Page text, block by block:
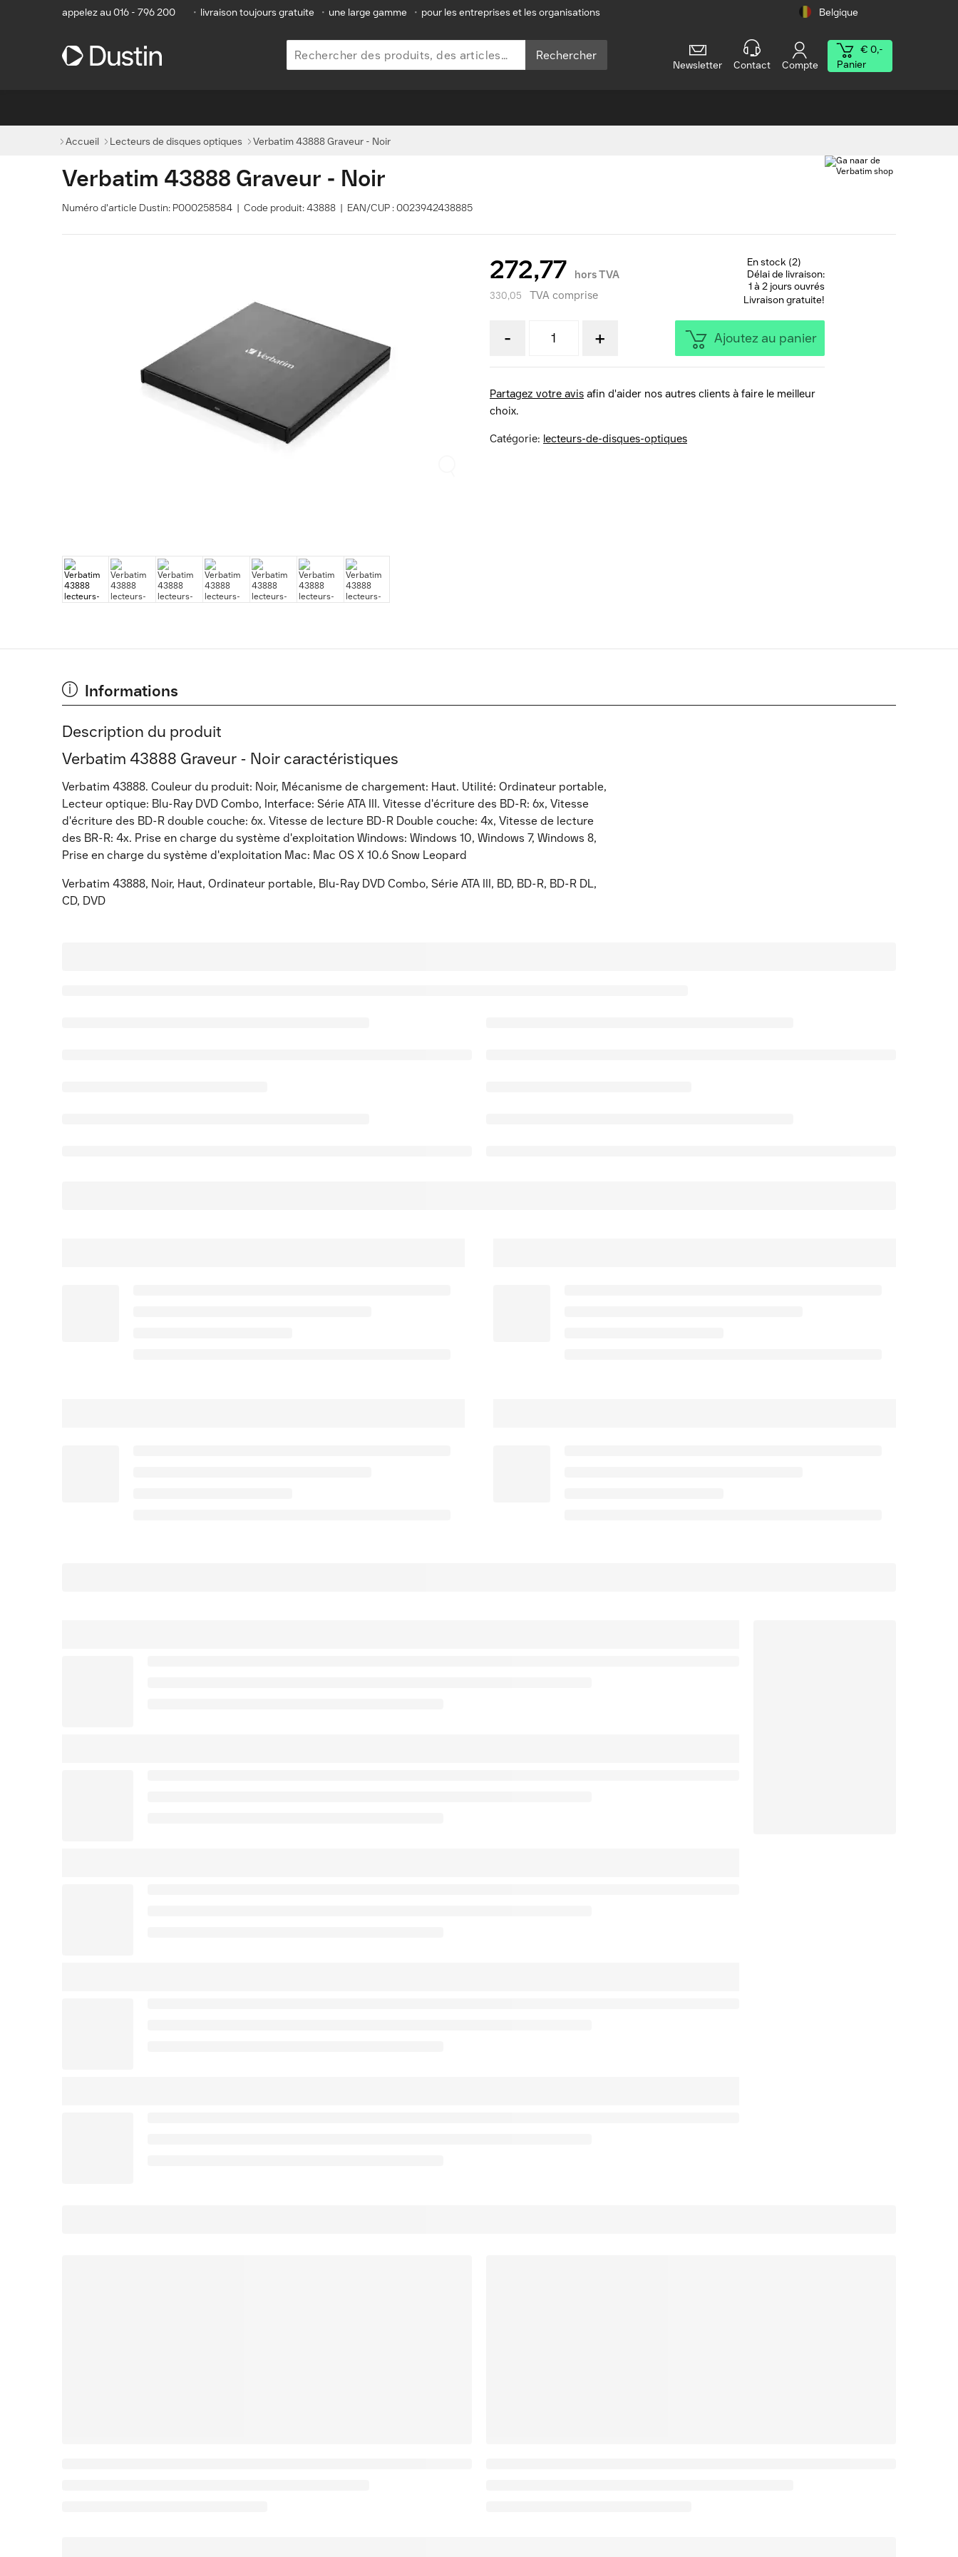
appelez au 016 - 796 200 • livraison toujours gratuite • une large gamme • pour les entreprises et les organisations Belgique
Rechercher
Newsletter Contact Compte
€ 0,-
Panier
Accueil Lecteurs de disques optiques Verbatim 43888 Graveur - Noir
Verbatim 43888 Graveur - Noir
Numéro d'article Dustin: P000258584 | Code produit: 43888 | EAN/CUP : 0023942438885
272,77 hors TVA
330,05 TVA comprise
En stock (2)
Délai de livraison:
1 à 2 jours ouvrés
Livraison gratuite!
- + Ajoutez au panier
Partagez votre avis afin d'aider nos autres clients à faire le meilleur
choix.
Catégorie: lecteurs-de-disques-optiques
Informations
Description du produit
Verbatim 43888 Graveur - Noir caractéristiques
Verbatim 43888. Couleur du produit: Noir, Mécanisme de chargement: Haut. Utilité: Ordinateur portable,
Lecteur optique: Blu-Ray DVD Combo, Interface: Série ATA III. Vitesse d'écriture des BD-R: 6x, Vitesse
d'écriture des BD-R double couche: 6x. Vitesse de lecture BD-R Double couche: 4x, Vitesse de lecture
des BR-R: 4x. Prise en charge du système d'exploitation Windows: Windows 10, Windows 7, Windows 8,
Prise en charge du système d'exploitation Mac: Mac OS X 10.6 Snow Leopard
Verbatim 43888, Noir, Haut, Ordinateur portable, Blu-Ray DVD Combo, Série ATA III, BD, BD-R, BD-R DL,
CD, DVD